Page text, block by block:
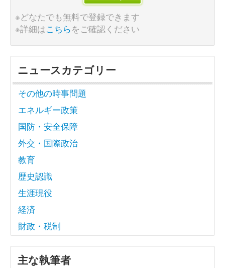
※どなたでも無料で登録できます
※詳細はこちらをご確認ください
ニュースカテゴリー
その他の時事問題
エネルギー政策
国防・安全保障
外交・国際政治
教育
歴史認識
生涯現役
経済
財政・税制
主な執筆者